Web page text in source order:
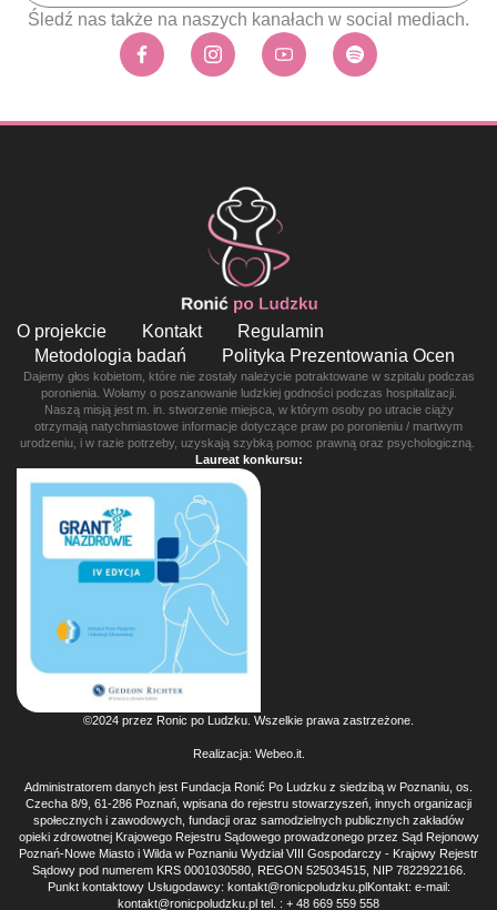
Śledź nas także na naszych kanałach w social mediach.
O projekcie Kontakt
Regulamin
Metodologia badań
Polityka Prezentowania Ocen
Dajemy głos kobietom, które nie zostały należycie potraktowane w szpitalu podczas
poronienia. Wołamy o poszanowanie ludzkiej godności podczas hospitalizacji.
Naszą misją jest m. in. stworzenie miejsca, w którym osoby po utracie ciąży
otrzymają natychmiastowe informacje dotyczące praw po poronieniu / martwym
urodzeniu, i w razie potrzeby, uzyskają szybką pomoc prawną oraz psychologiczną.
Laureat konkursu:
©2024 przez Ronic po Ludzku. Wszelkie prawa zastrzeżone.
Realizacja: Webeo.it.
Administratorem danych jest Fundacja Ronić Po Ludzku z siedzibą w Poznaniu, os.
Czecha 8/9, 61-286 Poznań, wpisana do rejestru stowarzyszeń, innych organizacji
społecznych i zawodowych, fundacji oraz samodzielnych publicznych zakładów
opieki zdrowotnej Krajowego Rejestru Sądowego prowadzonego przez Sąd Rejonowy
Poznań-Nowe Miasto i Wilda w Poznaniu Wydział VIII Gospodarczy - Krajowy Rejestr
Sądowy pod numerem KRS 0001030580, REGON 525034515, NIP 7822922166.
Punkt kontaktowy Usługodawcy: kontakt@ronicpoludzku.plKontakt: e-mail:
kontakt@ronicpoludzku.pl tel. : + 48 669 559 558